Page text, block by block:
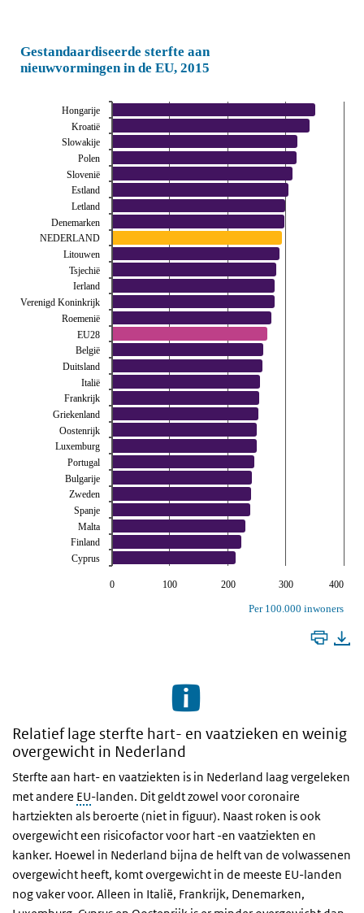
Per 100.000 inwoners
Gestandaardiseerde sterfte aan
nieuwvormingen in de EU, 2015
Hongarije
Kroatië
Slowakije
Polen
Slovenië
Estland
Letland
Denemarken
NEDERLAND
Litouwen
Tsjechië
Ierland
Verenigd Koninkrijk
Roemenië
EU28
België
Duitsland
Italië
Frankrijk
Griekenland
Oostenrijk
Luxemburg
Portugal
Bulgarije
Zweden
Spanje
Malta
Finland
Cyprus
0 100 200 300 400
Relatief lage sterfte hart- en vaatzieken en weinig
overgewicht in Nederland
Sterfte aan hart- en vaatziekten is in Nederland laag vergeleken
met andere EU-landen. Dit geldt zowel voor coronaire
hartziekten als beroerte (niet in figuur). Naast roken is ook
overgewicht een risicofactor voor hart -en vaatziekten en
kanker. Hoewel in Nederland bijna de helft van de volwassenen
overgewicht heeft, komt overgewicht in de meeste EU-landen
nog vaker voor. Alleen in Italië, Frankrijk, Denemarken,